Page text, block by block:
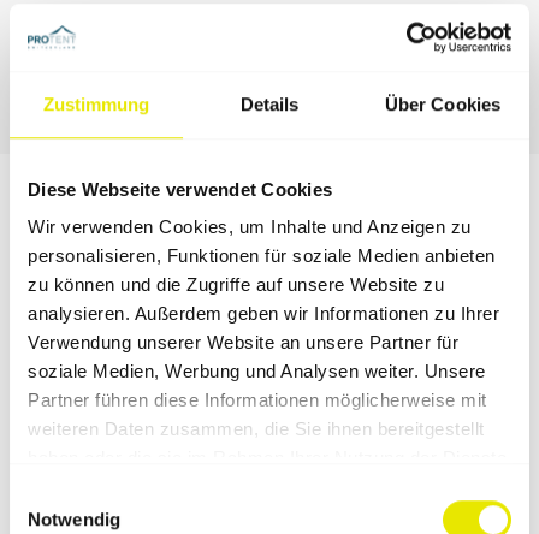
Zustimmung Details Über Cookies
Diese Webseite verwendet Cookies
Wir verwenden Cookies, um Inhalte und Anzeigen zu
personalisieren, Funktionen für soziale Medien anbieten
zu können und die Zugriffe auf unsere Website zu
analysieren. Außerdem geben wir Informationen zu Ihrer
Verwendung unserer Website an unsere Partner für
soziale Medien, Werbung und Analysen weiter. Unsere
Partner führen diese Informationen möglicherweise mit
weiteren Daten zusammen, die Sie ihnen bereitgestellt
Notwendig
Das sagen unsere Kunden
Pro‑Tent bietet einen Service, welchen man sich bei
einer Premium-Marke vorstellt. Das Produkt ist
erstklassig und einzigartig am Markt. Genial, weiter so!
Roland Frasch, HFour Racing Team
Material aus Überzeugung gerne in unserem